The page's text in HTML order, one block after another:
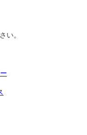
い。